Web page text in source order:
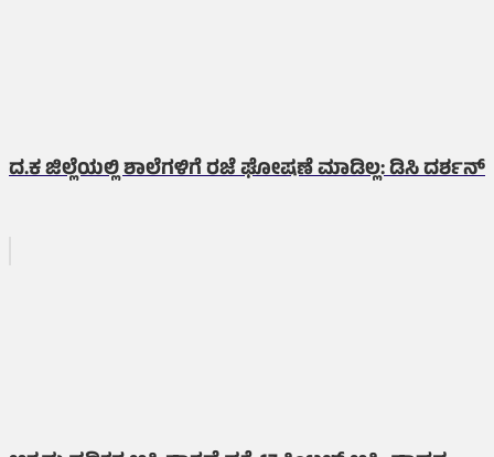
ದ.ಕ ಜಿಲ್ಲೆಯಲ್ಲಿ ಶಾಲೆಗಳಿಗೆ ರಜೆ ಘೋಷಣೆ ಮಾಡಿಲ್ಲ: ಡಿಸಿ ದರ್ಶನ್